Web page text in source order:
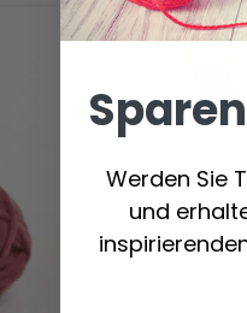
39% Rabatt
Werden Sie
und